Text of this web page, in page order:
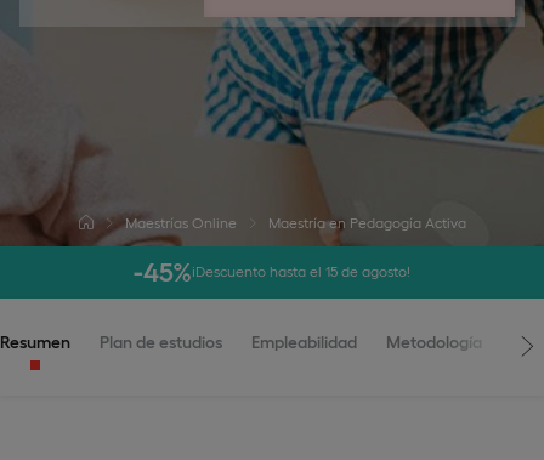
Maestrías Online Maestría en Pedagogía Activa
-45%¡Descuento hasta el 15 de agosto!
Resumen Plan de estudios Empleabilidad Metodología